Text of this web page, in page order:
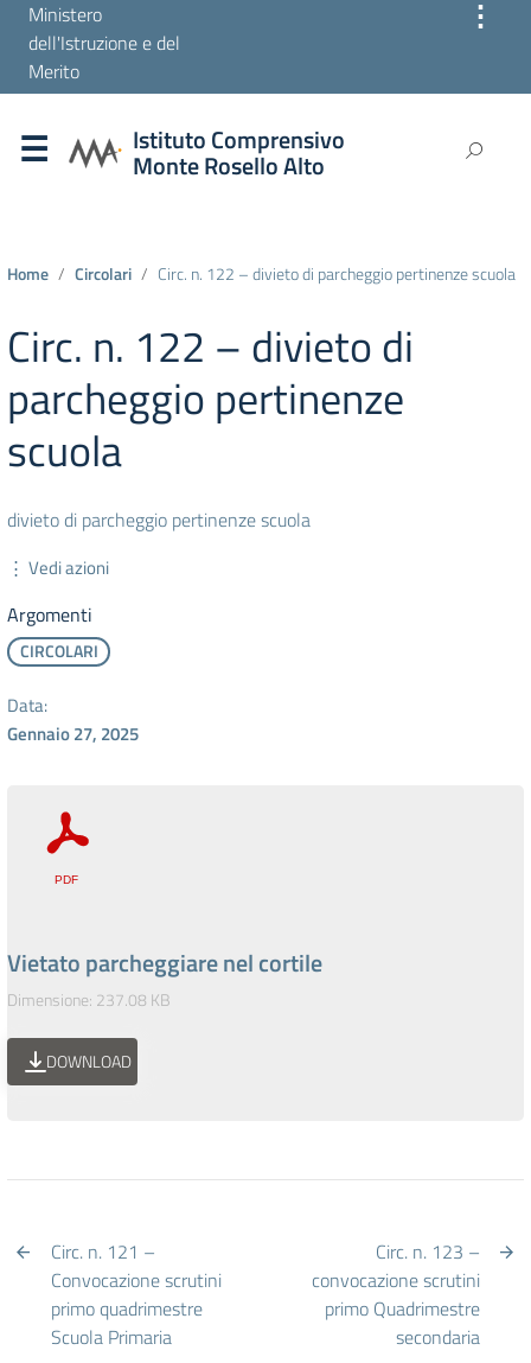
Ministero
dell'Istruzione e del
Merito
⋮
Istituto Comprensivo
Monte Rosello Alto
Home Circolari Circ. n. 122 – divieto di parcheggio pertinenze scuola
Circ. n. 122 – divieto di
parcheggio pertinenze
scuola
divieto di parcheggio pertinenze scuola
⋮ Vedi azioni
Argomenti
CIRCOLARI
Data:
Gennaio 27, 2025
Vietato parcheggiare nel cortile
Dimensione: 237.08 KB
DOWNLOAD
Circ. n. 121 –
Convocazione scrutini
primo quadrimestre
Scuola Primaria
Circ. n. 123 –
convocazione scrutini
primo Quadrimestre
secondaria